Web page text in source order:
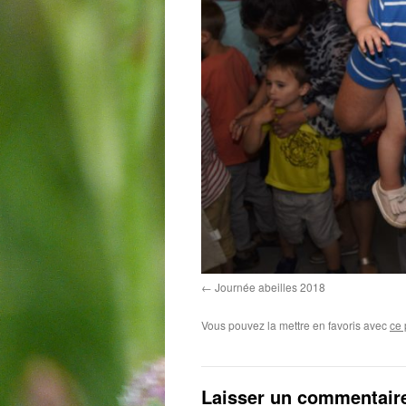
Journée abeilles 2018
Vous pouvez la mettre en favoris avecce
Laisser un